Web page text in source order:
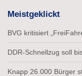
Meistgeklickt
BVG kritisiert
DDR-Schnellzug soll
Knapp 26.000 Bürger